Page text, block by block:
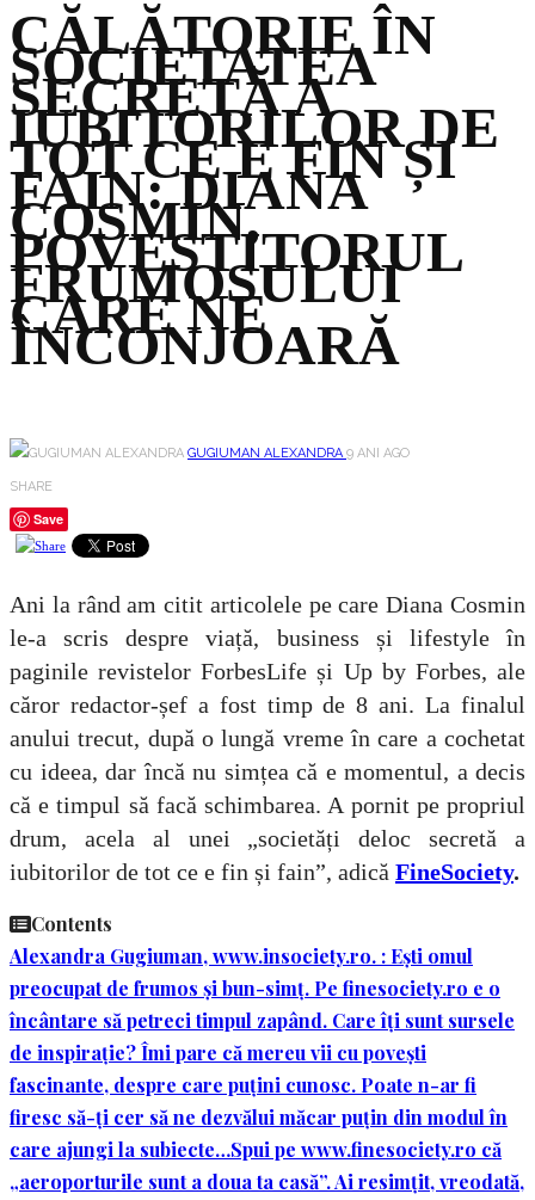
CĂLĂTORIE ÎN
SOCIETATEA
SECRETĂ A
IUBITORILOR DE
TOT CE E FIN ȘI
FAIN: DIANA
COSMIN,
POVESTITORUL
FRUMOSULUI
CARE NE
ÎNCONJOARĂ
GUGIUMAN ALEXANDRA9 ANI AGO
SHARE
Save
Ani la rând am citit articolele pe care Diana Cosmin
le-a scris despre viață, business și lifestyle în
paginile revistelor ForbesLife și Up by Forbes, ale
căror redactor-șef a fost timp de 8 ani. La finalul
anului trecut, după o lungă vreme în care a cochetat
cu ideea, dar încă nu simțea că e momentul, a decis
că e timpul să facă schimbarea. A pornit pe propriul
drum, acela al unei „societăți deloc secretă a
iubitorilor de tot ce e fin și fain”, adică FineSociety.
Contents
Alexandra Gugiuman, www.insociety.ro. : Ești omul
preocupat de frumos și bun-simț. Pe finesociety.ro e o
încântare să petreci timpul zapând. Care îți sunt sursele
de inspirație? Îmi pare că mereu vii cu povești
fascinante, despre care puțini cunosc. Poate n-ar fi
firesc să-ți cer să ne dezvălui măcar puțin din modul în
care ajungi la subiecte…Spui pe www.finesociety.ro că
„aeroporturile sunt a doua ta casă”. Ai resimțit, vreodată,